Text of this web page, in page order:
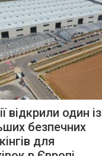
відкрили один із
безпечних
для